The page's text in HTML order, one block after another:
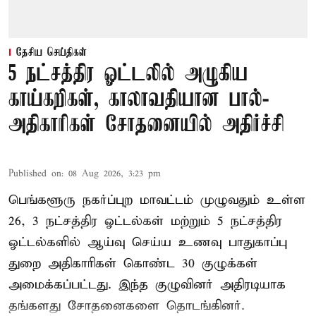
தேசிய செய்திகள்
5 நட்சத்திர ஓட்டலில் அழுகிய
காய்கறிகள், காலாவதியான பால்-
அதிகாரிகள் சோதனையில் அதிர்ச்சி
Published on: 08 Aug 2026, 3:23 pm
பெங்களூரு நகர்ப்புற மாவட்டம் முழுவதும் உள்ள
26, 3 நட்சத்திர ஓட்டல்கள் மற்றும் 5 நட்சத்திர
ஓட்டல்களில் ஆய்வு செய்ய உணவு பாதுகாப்பு
துறை அதிகாரிகள் கொண்ட 30 குழுக்கள்
அமைக்கப்பட்டது. இந்த குழுவினர் அதிரடியாக
தங்களது சோதனைகளை தொடங்கினர்.